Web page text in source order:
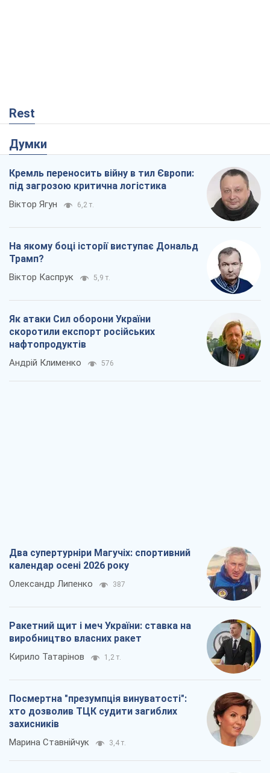
Rest
Думки
Кремль переносить війну в тил Європи:
під загрозою критична логістика
Віктор Ягун 6,2 т.
На якому боці історії виступає Дональд
Трамп?
Віктор Каспрук 5,9 т.
Як атаки Сил оборони України
скоротили експорт російських
нафтопродуктів
Андрій Клименко 576
Два супертурніри Магучіх: спортивний
календар осені 2026 року
Олександр Липенко 387
Ракетний щит і меч України: ставка на
виробництво власних ракет
Кирило Татарінов 1,2 т.
Посмертна "презумпція винуватості":
хто дозволив ТЦК судити загиблих
захисників
Марина Ставнійчук 3,4 т.